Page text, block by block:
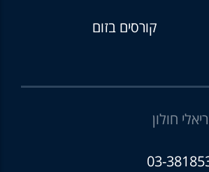
קורסים בזום
03-